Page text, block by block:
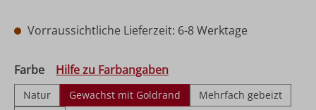
Vorraussichtliche Lieferzeit: 6-8 Werktage
Farbeauswählen
Hilfe zu Farbangaben
Natur Gewachst mit Goldrand
Mehrfach gebeizt